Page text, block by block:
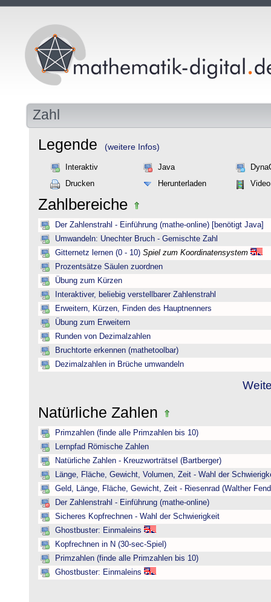
Zahl
Legende (weitere Infos)
Interaktiv Java
Drucken
Herunterladen Video
Zahlbereiche
Der Zahlenstrahl - Einführung (mathe-online) [benötigt Java]
Umwandeln: Unechter Bruch - Gemischte Zahl
Gitternetz lernen (0 - 10) Spiel zum Koordinatensystem
Prozentsätze Säulen zuordnen
Übung zum Kürzen
Interaktiver, beliebig verstellbarer Zahlenstrahl
Erweitern, Kürzen, Finden des Hauptnenners
Übung zum Erweitern
Runden von Dezimalzahlen
Bruchtorte erkennen (mathetoolbar)
Dezimalzahlen in Brüche umwandeln
Natürliche Zahlen
Primzahlen (finde alle Primzahlen bis 10)
Lernpfad Römische Zahlen
Natürliche Zahlen - Kreuzworträtsel (Bartberger)
Länge, Fläche, Gewicht, Volumen, Zeit - Wahl der
Geld, Länge, Fläche, Gewicht, Zeit - Riesenrad (Walther
Der Zahlenstrahl - Einführung (mathe-online)
Sicheres Kopfrechnen - Wahl der Schwierigkeit
Ghostbuster: Einmaleins
Kopfrechnen in N (30-sec-Spiel)
Primzahlen (finde alle Primzahlen bis 10)
Ghostbuster: Einmaleins